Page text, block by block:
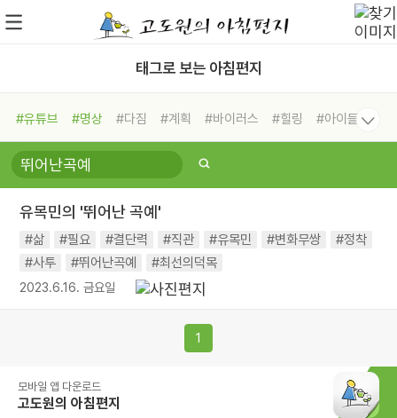
태그로 보는 아침편지
#유튜브 #명상 #다짐 #계획 #바이러스 #힐링
#아이들
#비전캠프
#독서캠프 #삶
#희망
#나눔 #친구 #링컨학교
#독서
#건강 #면역력
유목민의 '뛰어난 곡예'
#삶 #필요 #결단력 #직관 #유목민 #변화무쌍
#정착
#사투
#뛰어난곡예 #최선의덕목
2023.6.16. 금요일
1
모바일 앱 다운로드
고도원의 아침편지